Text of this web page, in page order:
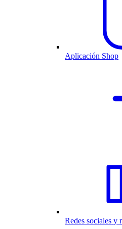
Aplicación Shop
Redes sociales y